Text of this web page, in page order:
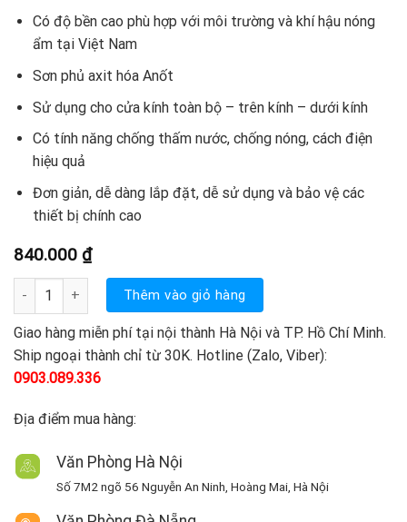
Có độ bền cao phù hợp với môi trường và khí hậu nóng
ẩm tại Việt Nam
Sơn phủ axit hóa Anốt
Sử dụng cho cửa kính toàn bộ – trên kính – dưới kính
Có tính năng chống thấm nước, chống nóng, cách điện
hiệu quả
Đơn giản, dễ dàng lắp đặt, dễ sử dụng và bảo vệ các
thiết bị chính cao
840.000 ₫
Giá đỡ khóa Vken VK-280F số lượng
Thêm vào giỏ hàng
Giao hàng miễn phí tại nội thành Hà Nội và TP. Hồ Chí Minh.
Ship ngoại thành chỉ từ 30K. Hotline (Zalo, Viber):
0903.089.336
Địa điểm mua hàng:
Văn Phòng Hà Nội
Số 7M2 ngõ 56 Nguyễn An Ninh, Hoàng Mai, Hà Nội